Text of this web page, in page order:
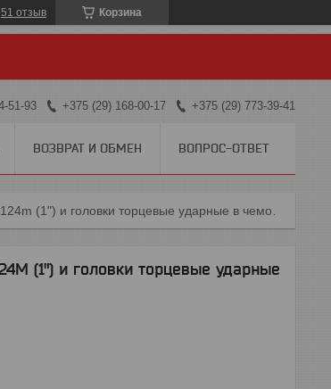
Корзина
51 отзыв
51-93 +375 (29) 168-00-17 +375 (29) 773-39-41
ВОЗВРАТ И ОБМЕН ВОПРОС-ОТВЕТ
(1") и головки торцевые ударные